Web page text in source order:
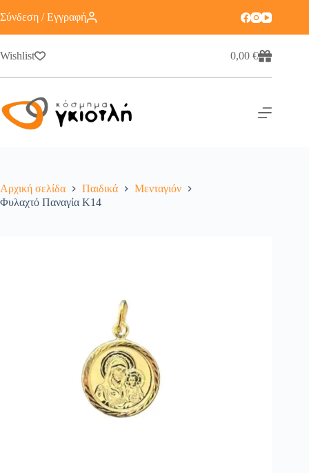
Σύνδεση / Εγγραφή
Wishlist 0,00€
Αρχική σελίδα Παιδικά
Μενταγιόν
Φυλαχτό Παναγία Κ14